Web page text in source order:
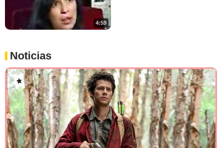
4:59
Noticias